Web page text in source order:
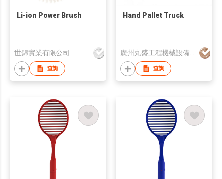
Li-ion Power Brush
世錦實業有限公司
查詢
Hand Pallet Truck
廣州丸盛工程機械設備有限公司
查詢